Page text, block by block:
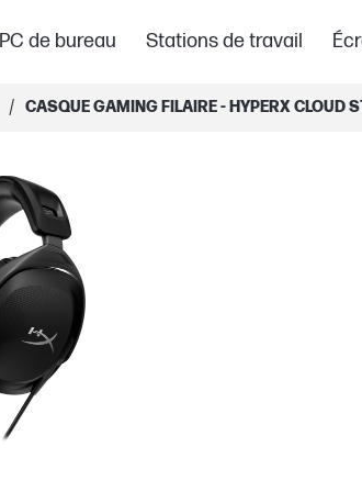
PC de bureau Stations de travail
/ CASQUE GAMING FILAIRE - HYPERX CLOUD